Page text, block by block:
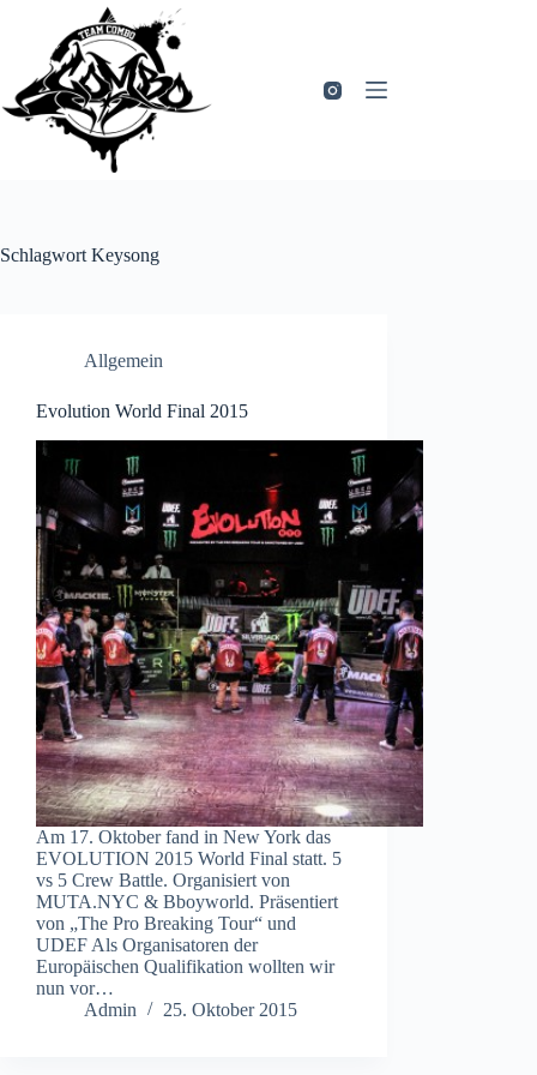
springen
Schlagwort Keysong
Allgemein
Evolution World Final 2015
Am 17. Oktober fand in New York das
EVOLUTION 2015 World Final statt. 5
vs 5 Crew Battle. Organisiert von
MUTA.NYC & Bboyworld. Präsentiert
von „The Pro Breaking Tour“ und
UDEF Als Organisatoren der
Europäischen Qualifikation wollten wir
nun vor…
Admin
25. Oktober 2015